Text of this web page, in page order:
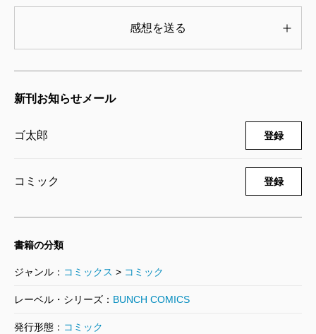
2025/02/07
感想を送る
新刊お知らせメール
ゴ太郎 登録
コミック 登録
書籍の分類
ジャンル： コミックス > コミック
レーベル・シリーズ： BUNCH COMICS
発行形態： コミック